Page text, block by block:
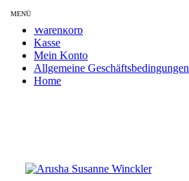
Warenkorb
Kasse
Mein Konto
Allgemeine Geschäftsbedingungen
Home
MENÜ